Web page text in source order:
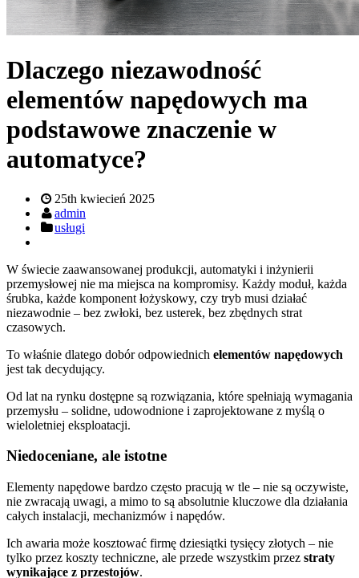
Dlaczego niezawodność
elementów napędowych ma
podstawowe znaczenie w
automatyce?
25th kwiecień 2025
admin
usługi
W świecie zaawansowanej produkcji, automatyki i inżynierii
przemysłowej nie ma miejsca na kompromisy. Każdy moduł, każda
śrubka, każde komponent łożyskowy, czy tryb musi działać
niezawodnie – bez zwłoki, bez usterek, bez zbędnych strat
czasowych.
To właśnie dlatego dobór odpowiednich elementów napędowych
jest tak decydujący.
Od lat na rynku dostępne są rozwiązania, które spełniają wymagania
przemysłu – solidne, udowodnione i zaprojektowane z myślą o
wieloletniej eksploatacji.
Niedoceniane, ale istotne
Elementy napędowe bardzo często pracują w tle – nie są oczywiste,
nie zwracają uwagi, a mimo to są absolutnie kluczowe dla działania
całych instalacji, mechanizmów i napędów.
Ich awaria może kosztować firmę dziesiątki tysięcy złotych – nie
tylko przez koszty techniczne, ale przede wszystkim przez straty
wynikające z przestojów.